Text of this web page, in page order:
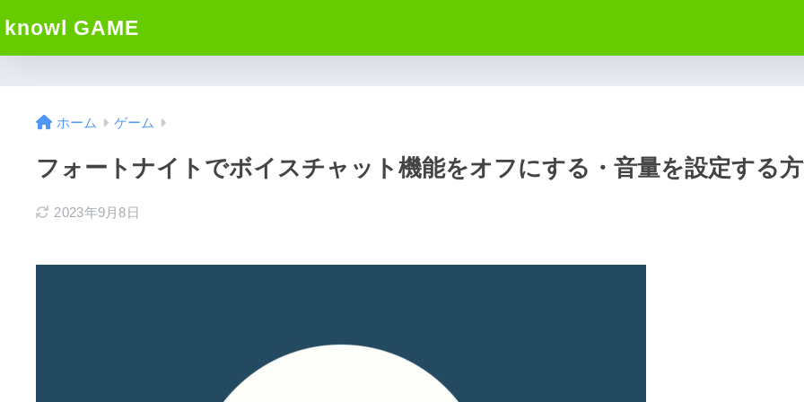
knowl GAME
ホーム ゲーム
フォートナイトでボイスチャット機能をオフにする・音量を設定する
2023年9月8日